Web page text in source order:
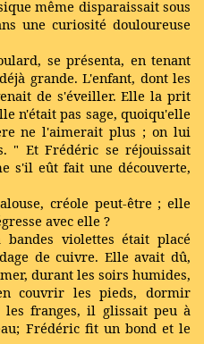
même disparaissait sous
une curiosité douloureuse
se présenta, en tenant
grande. L'enfant, dont les
de s'éveiller. Elle la prit
n'était pas sage, quoiqu'elle
ne l'aimerait plus ; on lui
" Et Frédéric se réjouissait
s'il eût fait une découverte,
créole peut-être ; elle
avec elle ?
violettes était placé
de cuivre. Elle avait dû,
durant les soirs humides,
couvrir les pieds, dormir
franges, il glissait peu à
Frédéric fit un bond et le